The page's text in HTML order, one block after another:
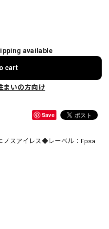
available
cart
まいの方向け
Save
スアイレス◆レーベル：Epsa